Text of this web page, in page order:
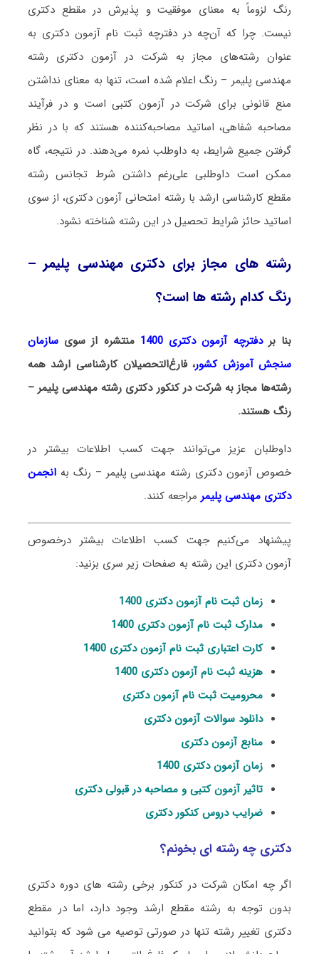
رنگ لزوماً به معنای موفقیت و پذیرش در مقطع دکتری
نیست. چرا که آن‌چه در دفترچه ثبت نام آزمون دکتری به
عنوان رشته‌های مجاز به شرکت در آزمون دکتری رشته
مهندسی پلیمر – رنگ اعلام شده است، تنها به معنای نداشتن
منع قانونی برای شرکت در آزمون کتبی است و در فرآیند
مصاحبه شفاهی، اساتید مصاحبه‌کننده هستند که با در نظر
گرفتن جمیع شرایط، به داوطلب نمره می‌دهند. در نتیجه، گاه
ممکن است داوطلبی علی‌رغم داشتن شرط تجانس رشته
مقطع کارشناسی ارشد با رشته امتحانی آزمون دکتری، از سوی
اساتید حائز شرایط تحصیل در این رشته شناخته نشود.
رشته های مجاز برای دکتری مهندسی پلیمر –
رنگ کدام رشته ها است؟
بنا بردفترچه آزمون دکتری 1400 منتشره از سویسازمان
سنجش آموزش کشور، فارغ‌التحصیلان کارشناسی ارشد همه
رشته‌ها مجاز به شرکت در کنکور دکتری رشته مهندسی پلیمر –
رنگ هستند.
داوطلبان عزیز می‌توانند جهت کسب اطلاعات بیشتر در
خصوص آزمون دکتری رشته مهندسی پلیمر – رنگ بهانجمن
دکتری مهندسی پلیمر مراجعه کنند.
پیشنهاد می‌کنیم جهت کسب اطلاعات بیشتر درخصوص
آزمون دکتری این رشته به صفحات زیر سری بزنید:
زمان ثبت نام آزمون دکتری 1400
مدارک ثبت نام آزمون دکتری 1400
کارت اعتباری ثبت نام آزمون دکتری 1400
هزینه ثبت نام آزمون دکتری 1400
محرومیت ثبت نام آزمون دکتری
دانلود سوالات آزمون دکتری
منابع آزمون دکتری
زمان آزمون دکتری 1400
تاثیر آزمون کتبی و مصاحبه در قبولی دکتری
ضرایب دروس کنکور دکتری
دکتری چه رشته ای بخونم؟
اگر چه امکان شرکت در کنکور برخی رشته های دوره دکتری
بدون توجه به رشته مقطع ارشد وجود دارد، اما در مقطع
دکتری تغییر رشته تنها در صورتی توصیه می شود که بتوانید